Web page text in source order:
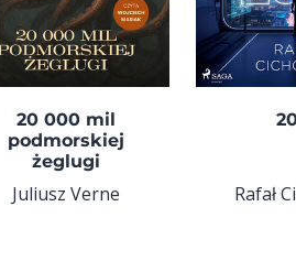
20 000 mil
podmorskiej
żeglugi
Juliusz Verne Rafał